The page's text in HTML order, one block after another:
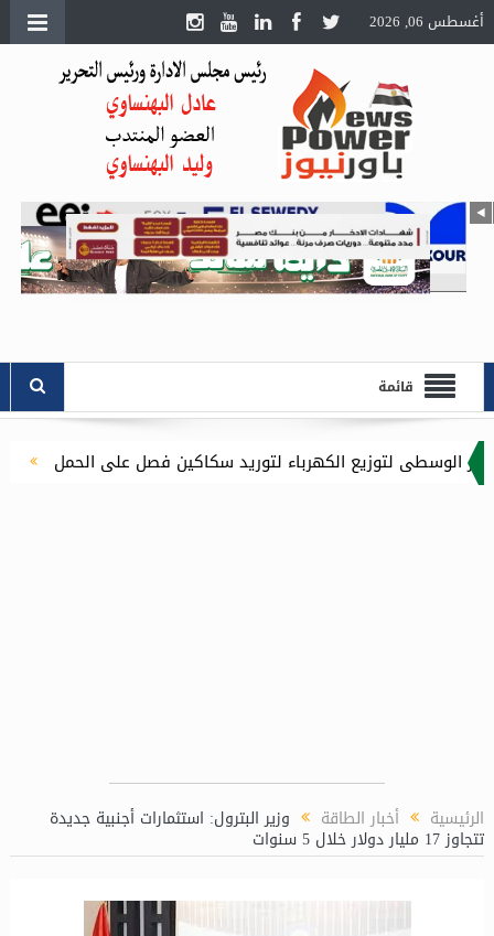
أغسطس 06, 2026
قائمة
لتوريد سكاكين فصل على الحمل السويدي إليكتريك”
الرئيسية أخبار الطاقة وزير البترول: استثمارات أجنبية جديدة
تتجاوز 17 مليار دولار خلال 5 سنوات